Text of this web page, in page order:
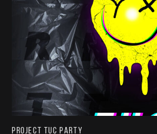
Project TUC Party